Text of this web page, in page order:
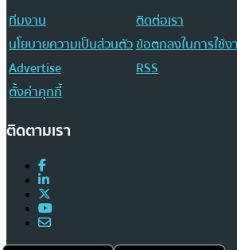
ทีมงาน
ติดต่อเรา
นโยบายความเป็นส่วนตัวข้อตกลงในการใช้ง
Advertise
RSS
ตั้งค่าคุกกี้
ติดตามเรา